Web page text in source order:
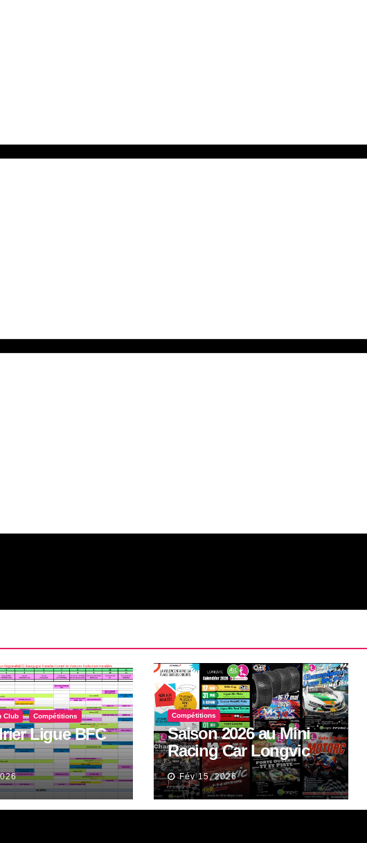
Club Compétitions
Ligue BFC
Compétitions
Saison 2026 au Mini
Racing Car Longvic
Piste et Tout Terrain.
Fév 15, 2026